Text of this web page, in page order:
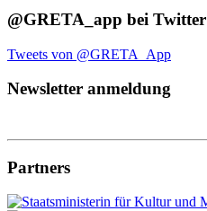
@GRETA_app bei Twitter
Tweets von @GRETA_App
Newsletter anmeldung
Partners